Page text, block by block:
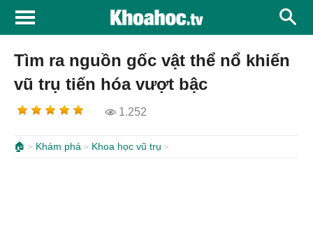
Tìm ra nguồn gốc vật thể nổ khiến
vũ trụ tiến hóa vượt bậc
1.252
🏠 Khám phá Khoa học vũ trụ